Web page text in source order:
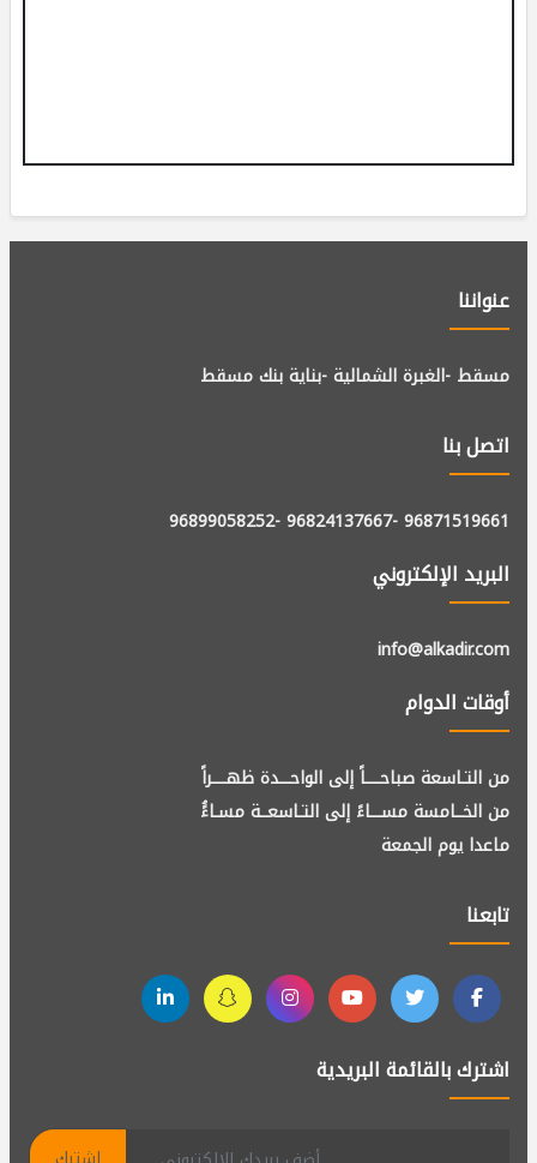
عنواننا
مسقط -الغبرة الشمالية -بناية بنك مسقط
اتصل بنا
96871519661
-96824137667
-96899058252
البريد الإلكتروني
info@alkadir.com
أوقات الدوام
من التـاسعة صباحــــاً إلى الواحـــدة ظهــــراً
من الخــامسة مســـاءً إلى التـاسعــة مسـاءًُ
ماعدا يوم الجمعة
تابعنا
اشترك بالقائمة البريدية